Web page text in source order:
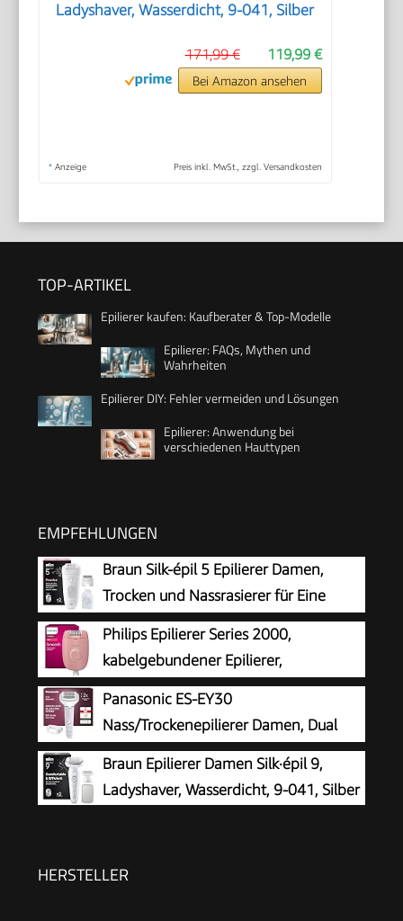
Ladyshaver, Wasserdicht, 9-041, Silber
119,99 €
171,99 €
Bei Amazon ansehen
* Anzeige Preis inkl. MwSt., zzgl. Versandkosten
TOP-ARTIKEL
Epilierer kaufen: Kaufberater & Top-Modelle
Epilierer: FAQs, Mythen und
Wahrheiten
Epilierer DIY: Fehler vermeiden und Lösungen
Epilierer: Anwendung bei
verschiedenen Hauttypen
EMPFEHLUNGEN
Braun Silk-épil 5 Epilierer Damen,
Trocken und Nassrasierer für Eine
Einfache Haarentfernung und Seidig-
Glatte Haut, Ladyshaver, Wasserdicht — Inkl.
Rasieraufsatz und Trimmeraufsatz — 5-041,
Weiß/Grau
Philips Epilierer Series 2000,
kabelgebundener Epilierer,
Haarentfernungsgerät, Modell
BRE229/00, Schwarz
Panasonic ES-EY30
Nass/Trockenepilierer Damen, Dual
Disc mit 60 Pinzetten, 90°
schwenkbarer Kopf, 3 Geschwindigkeiten & LED-
Licht, 30 Min. Betrieb, kabellos, Haarentferner.
Braun Epilierer Damen Silk·épil 9,
Ladyshaver, Wasserdicht, 9-041, Silber
HERSTELLER